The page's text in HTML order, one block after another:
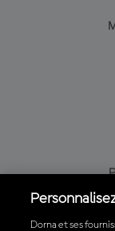
Dorna et ses